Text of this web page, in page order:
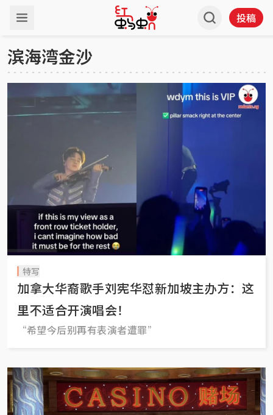
投稿
滨海湾金沙
特写
加拿大华裔歌手刘宪华怼新加坡主办方：这
里不适合开演唱会！
“希望今后别再有表演者遭罪”